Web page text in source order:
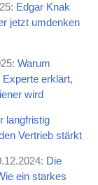
Edgar Knak
jetzt umdenken
Warum
erklärt,
wird
langfristig
Vertrieb stärkt
Die
ein starkes